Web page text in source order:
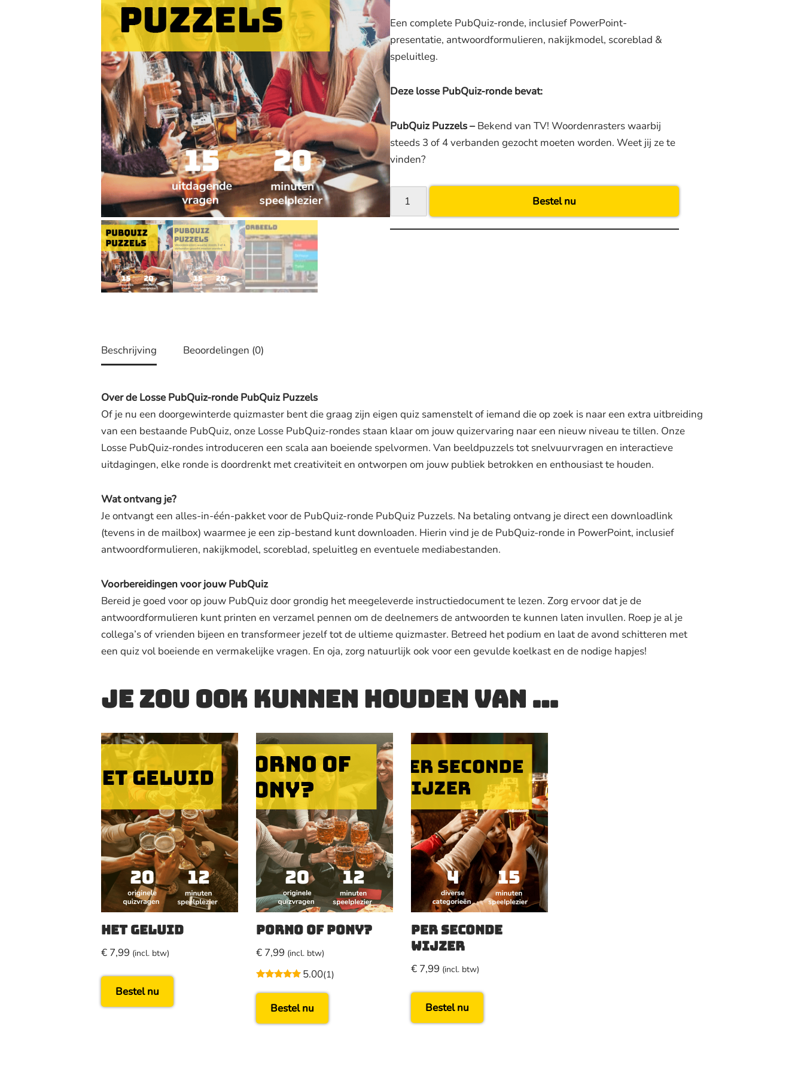
Een complete PubQuiz-ronde, inclusief PowerPoint-
presentatie, antwoordformulieren, nakijkmodel, scoreblad &
speluitleg.
Deze losse PubQuiz-ronde bevat:
PubQuiz Puzzels –Bekend van TV! Woordenrasters waarbij
steeds 3 of 4 verbanden gezocht moeten worden. Weet jij ze te
vinden?
Bestel nu
Beschrijving Beoordelingen (0)
Over de Losse PubQuiz-ronde PubQuiz Puzzels
Of je nu een doorgewinterde quizmaster bent die graag zijn eigen quiz samenstelt of iemand die op zoek is naar een extra uitbreiding
van een bestaande PubQuiz, onze Losse PubQuiz-rondes staan klaar om jouw quizervaring naar een nieuw niveau te tillen. Onze
Losse PubQuiz-rondes introduceren een scala aan boeiende spelvormen. Van beeldpuzzels tot snelvuurvragen en interactieve
uitdagingen, elke ronde is doordrenkt met creativiteit en ontworpen om jouw publiek betrokken en enthousiast te houden.
Wat ontvang je?
Je ontvangt een alles-in-één-pakket voor de PubQuiz-ronde PubQuiz Puzzels. Na betaling ontvang je direct een downloadlink
(tevens in de mailbox) waarmee je een zip-bestand kunt downloaden. Hierin vind je de PubQuiz-ronde in PowerPoint, inclusief
antwoordformulieren, nakijkmodel, scoreblad, speluitleg en eventuele mediabestanden.
Voorbereidingen voor jouw PubQuiz
Bereid je goed voor op jouw PubQuiz door grondig het meegeleverde instructiedocument te lezen. Zorg ervoor dat je de
antwoordformulieren kunt printen en verzamel pennen om de deelnemers de antwoorden te kunnen laten invullen. Roep je al je
collega’s of vrienden bijeen en transformeer jezelf tot de ultieme quizmaster. Betreed het podium en laat de avond schitteren met
een quiz vol boeiende en vermakelijke vragen. En oja, zorg natuurlijk ook voor een gevulde koelkast en de nodige hapjes!
Je zou ook kunnen houden van …
Het Geluid
€7,99 (incl. btw)
Bestel nu
Porno of Pony?
€7,99 (incl. btw)
5.00
uit 5
5.00(1)
Bestel nu
Per Seconde
Wijzer
€7,99 (incl. btw)
Bestel nu